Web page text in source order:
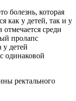
болезнь, которая
как у детей, так и у
среди
пролапс
детей
одинаковой
ректального